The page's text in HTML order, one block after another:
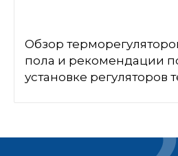
Обзор
пола и рекомендации
установке регуляторов